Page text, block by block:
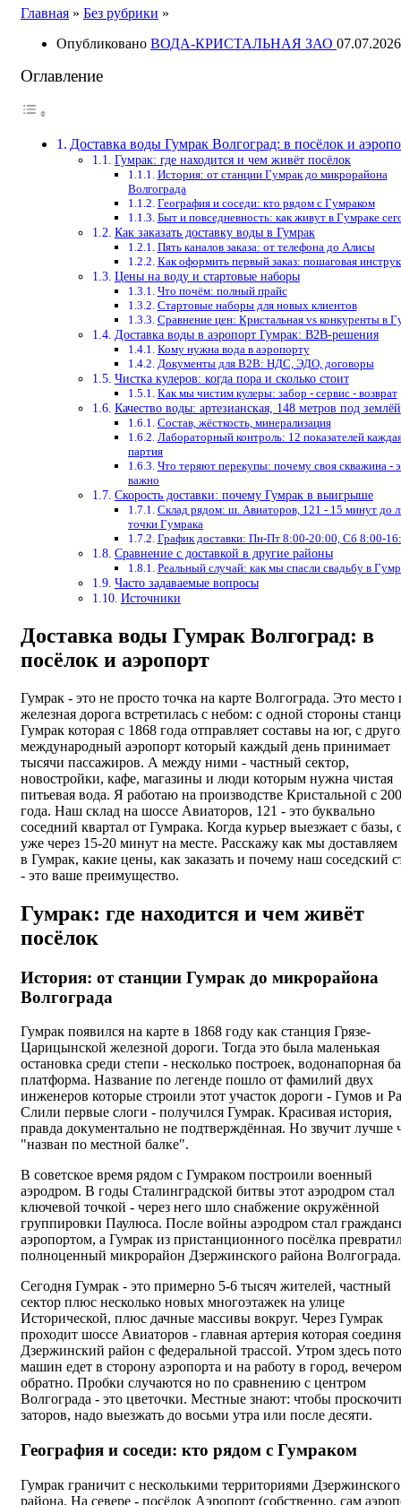
Главная » Без рубрики »
Опубликовано ВОДА-КРИСТАЛЬНАЯ ЗАО 07.07.2026
Оглавление
Доставка воды Гумрак Волгоград: в посёлок и
Гумрак: где находится и чем живёт посёлок
История: от станции Гумрак до микрорайона
Волгограда
География и соседи: кто рядом с Гумраком
Быт и повседневность: как живут в Гумраке
Как заказать доставку воды в Гумрак
Пять каналов заказа: от телефона до Алисы
Как оформить первый заказ: пошаговая
Цены на воду и стартовые наборы
Что почём: полный прайс
Стартовые наборы для новых клиентов
Сравнение цен: Кристальная vs конкуренты в
Доставка воды в аэропорт Гумрак: B2B-решения
Кому нужна вода в аэропорту
Документы для B2B: НДС, ЭДО, договоры
Чистка кулеров: когда пора и сколько стоит
Как мы чистим кулеры: забор - сервис - возврат
Качество воды: артезианская, 148 метров под землёй
Состав, жёсткость, минерализация
Лабораторный контроль: 12 показателей
партия
Что теряют перекупы: почему своя скважина -
важно
Скорость доставки: почему Гумрак в выигрыше
Склад рядом: ш. Авиаторов, 121 - 15 минут до
точки Гумрака
График доставки: Пн-Пт 8:00-20:00, Сб 8:00-
Сравнение с доставкой в другие районы
Реальный случай: как мы спасли свадьбу в
Часто задаваемые вопросы
Источники
Доставка воды Гумрак Волгоград: в
посёлок и аэропорт
Гумрак - это не просто точка на карте Волгограда. Это место
железная дорога встретилась с небом: с одной стороны
Гумрак которая с 1868 года отправляет составы на юг, с
международный аэропорт который каждый день принимает
тысячи пассажиров. А между ними - частный сектор,
новостройки, кафе, магазины и люди которым нужна чистая
питьевая вода. Я работаю на производстве Кристальной с
года. Наш склад на шоссе Авиаторов, 121 - это буквально
соседний квартал от Гумрака. Когда курьер выезжает с базы,
уже через 15-20 минут на месте. Расскажу как мы доставляем
в Гумрак, какие цены, как заказать и почему наш соседский
- это ваше преимущество.
Гумрак: где находится и чем живёт
посёлок
История: от станции Гумрак до микрорайона
Волгограда
Гумрак появился на карте в 1868 году как станция Грязе-
Царицынской железной дороги. Тогда это была маленькая
остановка среди степи - несколько построек, водонапорная
платформа. Название по легенде пошло от фамилий двух
инженеров которые строили этот участок дороги - Гумов и
Слили первые слоги - получился Гумрак. Красивая история,
правда документально не подтверждённая. Но звучит лучше
"назван по местной балке".
В советское время рядом с Гумраком построили военный
аэродром. В годы Сталинградской битвы этот аэродром стал
ключевой точкой - через него шло снабжение окружённой
группировки Паулюса. После войны аэродром стал
аэропортом, а Гумрак из пристанционного посёлка
полноценный микрорайон Дзержинского района Волгограда.
Сегодня Гумрак - это примерно 5-6 тысяч жителей, частный
сектор плюс несколько новых многоэтажек на улице
Исторической, плюс дачные массивы вокруг. Через Гумрак
проходит шоссе Авиаторов - главная артерия которая
Дзержинский район с федеральной трассой. Утром здесь
машин едет в сторону аэропорта и на работу в город,
обратно. Пробки случаются но по сравнению с центром
Волгограда - это цветочки. Местные знают: чтобы
заторов, надо выезжать до восьми утра или после десяти.
География и соседи: кто рядом с Гумраком
Гумрак граничит с несколькими территориями Дзержинского
района. На севере - посёлок Аэропорт (собственно, сам